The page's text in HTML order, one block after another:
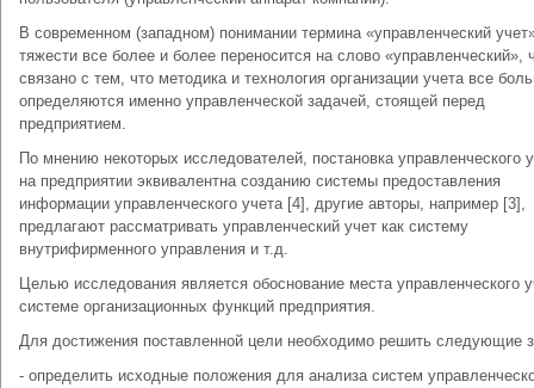
В современном (западном) понимании термина «управленческий
тяжести все более и более переносится на слово «управленческий»,
связано с тем, что методика и технология организации учета все
определяются именно управленческой задачей, стоящей перед
предприятием.
По мнению некоторых исследователей, постановка управленческого
на предприятии эквивалентна созданию системы предоставления
информации управленческого учета [4], другие авторы, например [3],
предлагают рассматривать управленческий учет как систему
внутрифирменного управления и т.д.
Целью исследования является обоснование места управленческого
системе организационных функций предприятия.
Для достижения поставленной цели необходимо решить следующие
- определить исходные положения для анализа систем